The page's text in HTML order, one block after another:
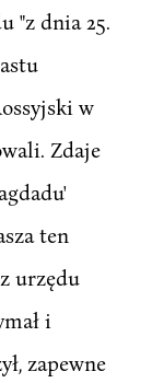
"z dnia 25.
w
Zdaje
ten
urzędu
i
zapewne